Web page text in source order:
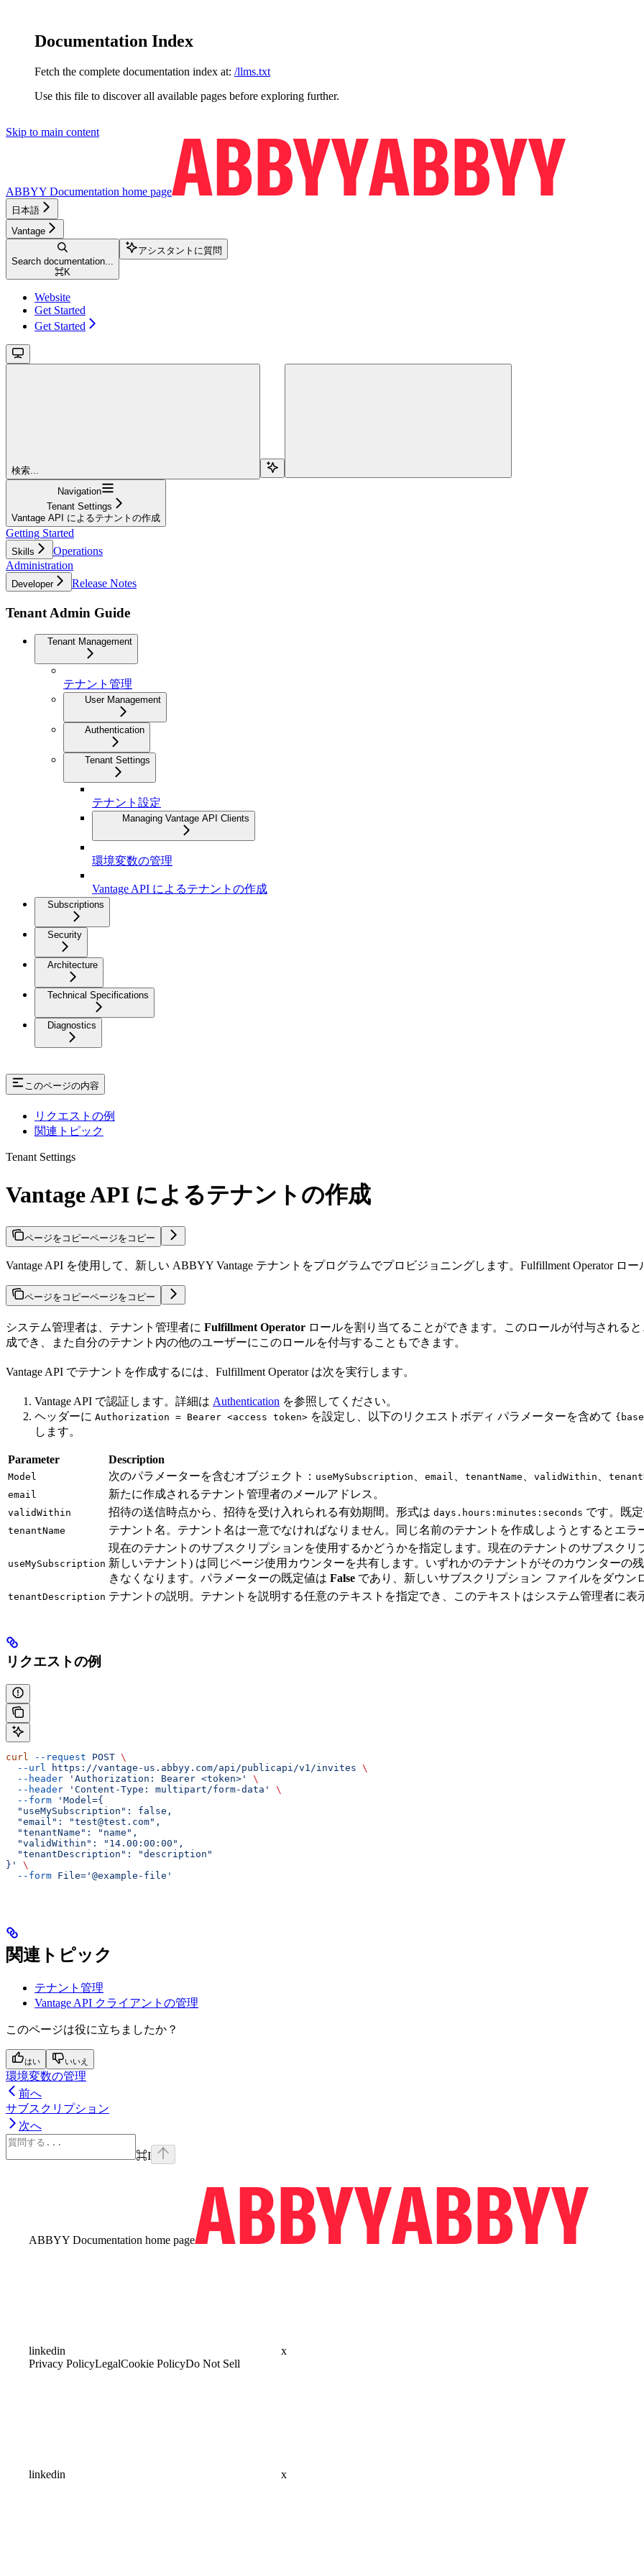
Documentation Index
Fetch the complete documentation index at: /llms.txt
Use this file to discover all available pages before exploring further.
Skip to main content
ABBYY Documentation home page
日本語
Vantage
Search documentation...
⌘K
アシスタントに質問
Website
Get Started
Get Started
検索...
Navigation
Tenant Settings
Vantage API によるテナントの作成
Getting Started
Skills
Operations
Administration
Developer Release Notes
Tenant Admin Guide
Tenant Management
テナント管理
User Management
Authentication
Tenant Settings
テナント設定
Managing Vantage API Clients
環境変数の管理
Vantage API によるテナントの作成
Subscriptions
Security
Architecture
Technical Specifications
Diagnostics
このページの内容
リクエストの例
関連トピック
Tenant Settings
Vantage API によるテナントの作成
ページをコピーページをコピー
Vantage API を使用して、新しい ABBYY Vantage テナントをプログラムでプロビジョニングします。Fulfillment Operator ロー
ページをコピーページをコピー
システム管理者は、テナント管理者に Fulfillment Operator ロールを割り当てることができます。このロールが付与される
成でき、また自分のテナント内の他のユーザーにこのロールを付与することもできます。
Vantage API でテナントを作成するには、Fulfillment Operator は次を実行します。
Vantage API で認証します。詳細は Authentication を参照してください。
ヘッダーに Authorization = Bearer <access token> を設定し、以下のリクエストボディ パラメーターを含めて
します。
Parameter Description
Model 次のパラメーターを含むオブジェクト： useMySubscription email tenantName validWithin
email 新たに作成されるテナント管理者のメールアドレス。
validWithin 招待の送信時点から、招待を受け入れられる有効期間。形式は days.hours:minutes:seconds です。既
tenantName テナント名。テナント名は一意でなければなりません。同じ名前のテナントを作成しようとするとエラ
useMySubscription
現在のテナントのサブスクリプションを使用するかどうかを指定します。現在のテナントのサブスク
新しいテナント) は同じページ使用カウンターを共有します。いずれかのテナントがそのカウンターの
きなくなります。パラメーターの既定値は False であり、新しいサブスクリプション ファイルをダウン
tenantDescription テナントの説明。テナントを説明する任意のテキストを指定でき、このテキストはシステム管理者に表
リクエストの例
curl --request POST \
  --url
https://vantage-us.abbyy.com/api/publicapi/v1/invites \
  --header
'Authorization: Bearer <token>'
\
  --header
'Content-Type: multipart/form-data'
\
  --form
'Model={
  "useMySubscription": false,
  "email": "test@test.com",
  "tenantName": "name",
  "validWithin": "14.00:00:00",
  "tenantDescription": "description"
}'
\
  --form
File='@example-file'
関連トピック
テナント管理
Vantage API クライアントの管理
このページは役に立ちましたか？
はい いいえ
環境変数の管理
前へ
サブスクリプション
次へ
⌘I
ABBYY Documentation home page
linkedin
x
Privacy PolicyLegalCookie PolicyDo Not Sell
linkedin x